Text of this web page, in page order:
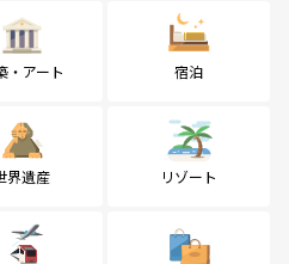
・アート 宿泊
界遺産 リゾート